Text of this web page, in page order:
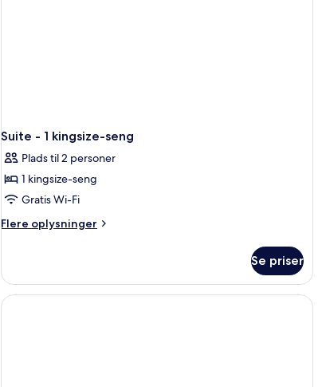
Suite - 1 kingsize-seng
Plads til 2 personer
1 kingsize-seng
Gratis Wi-Fi
Flere oplysninger
Flere
-
kingsize-
Se priser